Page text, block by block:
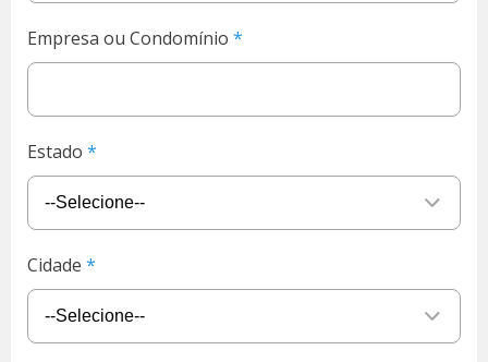
Empresa ou Condomínio
Estado
Cidade